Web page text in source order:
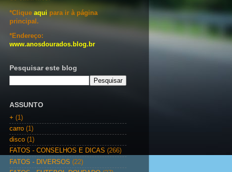
*Clique aqui para ir à página
principal.
*Endereço:
www.anosdourados.blog.br
Pesquisar este blog
ASSUNTO
+ (1)
carro (1)
disco (1)
FATOS - CONSELHOS E DICAS (266)
FATOS - DIVERSOS (22)